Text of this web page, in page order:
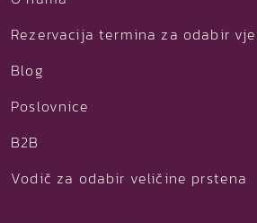
Rezervacija termina za odabir
Blog
Poslovnice
B2B
Vodič za odabir veličine prstena